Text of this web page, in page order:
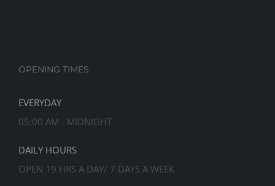
OPENING TIMES
EVERYDAY
05:00 AM - MIDNIGHT
DAILY HOURS
OPEN 19 HRS A DAY/ 7 DAYS A WEEK